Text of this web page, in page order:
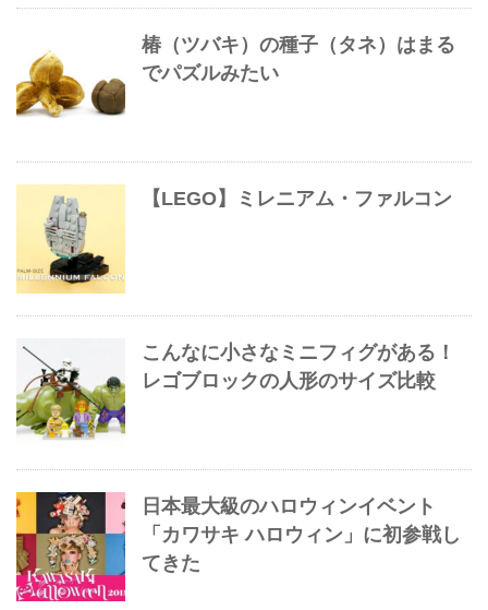
椿（ツバキ）の種子（タネ）はまる
でパズルみたい
【LEGO】ミレニアム・ファルコン
こんなに小さなミニフィグがある！
レゴブロックの人形のサイズ比較
日本最大級のハロウィンイベント
「カワサキ ハロウィン」に初参戦し
てきた